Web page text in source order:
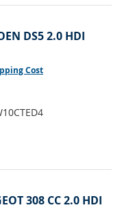
DS5 2.0 HDI
Cost
308 CC 2.0 HDI